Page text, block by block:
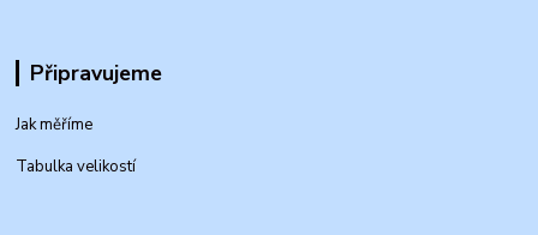
Připravujeme
Jak měříme
Tabulka velikostí